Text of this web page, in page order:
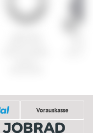
Vorauskasse